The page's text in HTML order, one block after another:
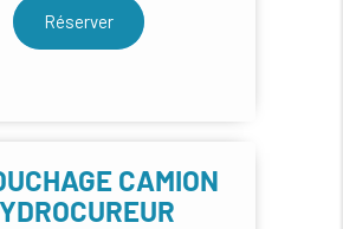
Réserver
CAMION